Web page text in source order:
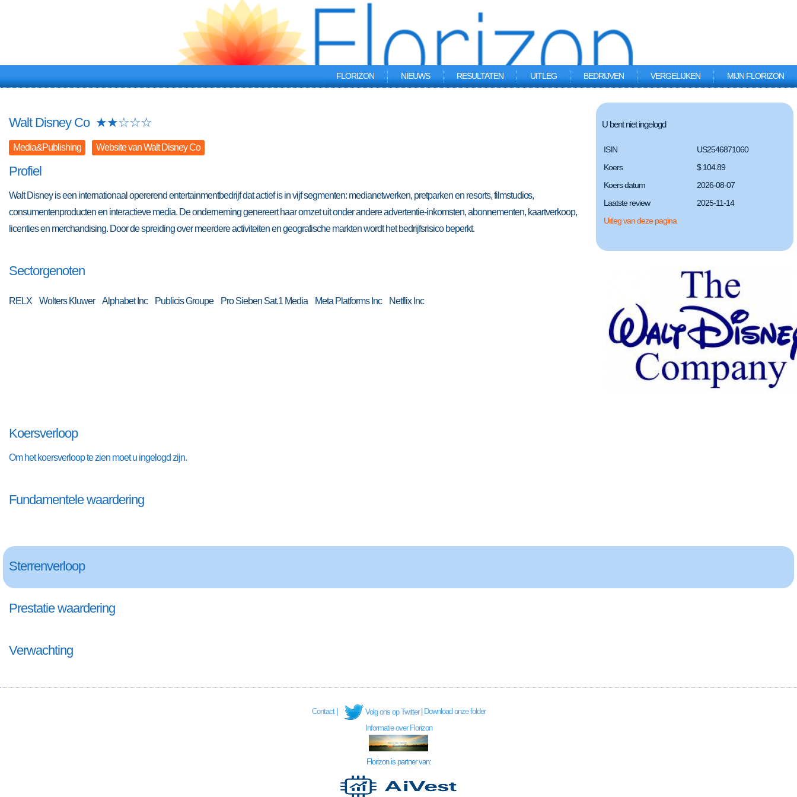
FLORIZON NIEUWS RESULTATEN UITLEG BEDRIJVEN VERGELIJKEN MIJN FLORIZON
Walt Disney Co ★★☆☆☆
Media&Publishing Website van Walt Disney Co
Profiel
Walt Disney is een internationaal opererend entertainmentbedrijf dat actief is in vijf segmenten: medianetwerken, pretparken en resorts, filmstudios,
consumentenproducten en interactieve media. De onderneming genereert haar omzet uit onder andere advertentie-inkomsten, abonnementen, kaartverkoop,
licenties en merchandising. Door de spreiding over meerdere activiteiten en geografische markten wordt het bedrijfsrisico beperkt.
U bent niet ingelogd
ISIN
US2546871060
Koers
$ 104.89
Koers datum
2026-08-07
Laatste review
2025-11-14
Uitleg van deze pagina
Sectorgenoten
RELX Wolters Kluwer Alphabet Inc Publicis Groupe Pro Sieben Sat.1 Media Meta Platforms Inc Netflix Inc
Koersverloop
Om het koersverloop te zien moet u ingelogd zijn.
Fundamentele waardering
Sterrenverloop
Prestatie waardering
Verwachting
Contact| Volg ons op Twitter| Download onze folder
Informatie over Florizon
Florizon is partner van: